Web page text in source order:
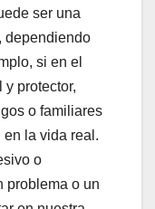
ser una
dependiendo
si en el
protector,
o familiares
la vida real.
o
problema o un